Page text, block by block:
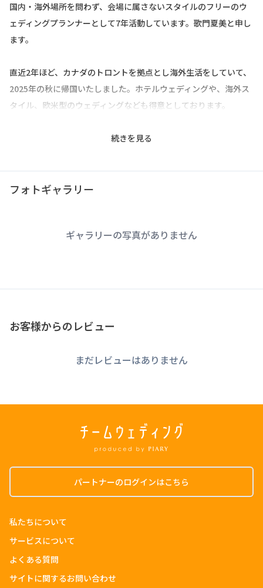
国内・海外場所を問わず、会場に属さないスタイルのフリーのウ
ェディングプランナーとして7年活動しています。歌門夏美と申し
ます。
直近2年ほど、カナダのトロントを拠点とし海外生活をしていて、
2025年の秋に帰国いたしました。ホテルウェディングや、海外ス
タイル、欧米型のウェディングなども得意としております。
2026年4月から、ブライダルの専門学校で講師として授業を展開
～人から選び始めるウェディングカルチャーへ～
ます。
「一緒に生きると決めたお2人の決意を鮮やかに彩りたい。」
えた時間を創作できるよ
ぜひ、ご気軽にご相談いただければと思います。
続きを見る
フォトギャラリー
ギャラリーの写真がありません
お客様からのレビュー
まだレビューはありません
パートナーのログインはこちら
私たちについて
サービスについて
よくある質問
サイトに関するお問い合わせ